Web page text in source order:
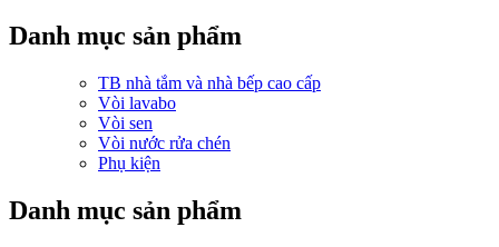
Danh mục sản phẩm
TB nhà tắm và nhà bếp cao cấp
Vòi lavabo
Vòi sen
Vòi nước rửa chén
Phụ kiện
Danh mục sản phẩm